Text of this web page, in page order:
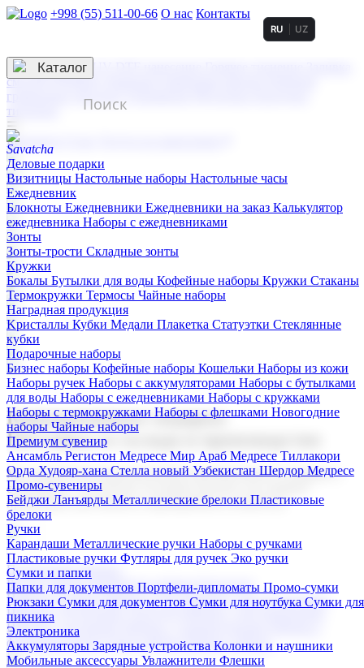
+998 (55) 511-00-66 О нас Контакты
3D гравировка
смолой (Doming)
гравировка твердая
тиснение
RU UZ
☰
Контакты
Каталог
Деловые подарки
Визитницы Настольные наборы Настольные часы
Ежедневник
Блокноты Ежедневники Ежедневники на заказ Калькулятор
ежедневника Наборы с ежедневниками
Зонты
Зонты-трости Складные зонты
Кружки
Бокалы Бутылки для воды Кофейные наборы Кружки Стаканы
Термокружки Термосы Чайные наборы
Наградная продукция
Kристаллы Кубки Медали Плакетка Статуэтки Стеклянные
кубки
Подарочные наборы
Бизнес наборы Кофейные наборы Кошельки Наборы из кожи
Наборы ручек Наборы с аккумуляторами Наборы с бутылками
для воды Наборы с ежедневниками Наборы с кружками
Наборы с термокружками Наборы с флешками Новогодние
наборы Чайные наборы
Премиум сувенир
Ансамбль Регистон Медресе Мир Араб Медресе Тиллакори
Орда Худояр-хана Стелла новый Узбекистан Шердор Медресе
Промо-сувениры
Бейджи Ланъярды Металлические брелоки Пластиковые
брелоки
Ручки
Карандаши Металлические ручки Наборы с ручками
Пластиковые ручки Футляры для ручек Эко ручки
Сумки и папки
Папки для документов Портфели-дипломаты Промо-сумки
Рюкзаки Сумки для документов Сумки для ноутбука Сумки для
пикника
Электроника
Аккумуляторы Зарядные устройства Колонки и наушники
Мобильные аксессуары Увлажнители Флешки
Корпоративные подарки
Поставка со склада и производство
Мы предлагаем широкий выбор корпоративных подарков и
сувениров с логотипом. В нашем каталоге вы найдете
продукцию для бизнеса, мероприятия и клиентов.
Подарочные наборы
Бизнес наборыКофейные наборы Кошельки
Наборы из кожиНаборы ручекНаборы с аккумуляторами
Наборы с бутылками для воды
Наборы с ежедневниками
Наборы с кружками
флешкамиНовогодние наборыЧайные наборы